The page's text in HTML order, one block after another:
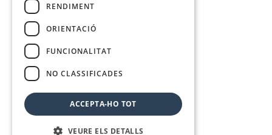
RENDIMENT
ORIENTACIÓ
FUNCIONALITAT
NO CLASSIFICADES
ACCEPTA-HO TOT
VEURE ELS DETALLS